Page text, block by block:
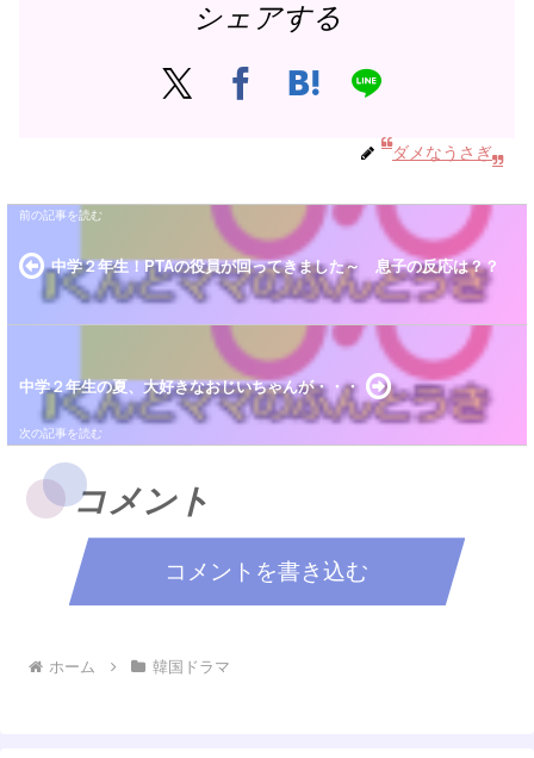
シェアする
ダメなうさぎ
中学２年生！PTAの役員が回ってきました～ 息子の反応は？？
中学２年生の夏、大好きなおじいちゃんが・・・
コメント
コメントを書き込む
ホーム 韓国ドラマ